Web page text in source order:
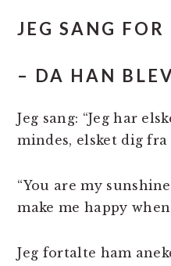
JEG SANG FOR
– DA HAN
Jeg sang: “Jeg har
mindes, elsket dig
“You are my
make me happy
Jeg fortalte ham